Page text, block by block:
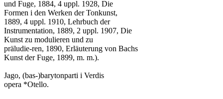
und Fuge, 1884, 4 uppl. 1928, Die
Formen i den Werken der Tonkunst,
1889, 4 uppl. 1910, Lehrbuch der
Instrumentation, 1889, 2 uppl. 1907, Die
Kunst zu modulieren und zu
präludie-ren, 1890, Erläuterung von Bachs
Kunst der Fuge, 1899, m. m.).
Jago, (bas-)barytonparti i Verdis
opera *Otello.